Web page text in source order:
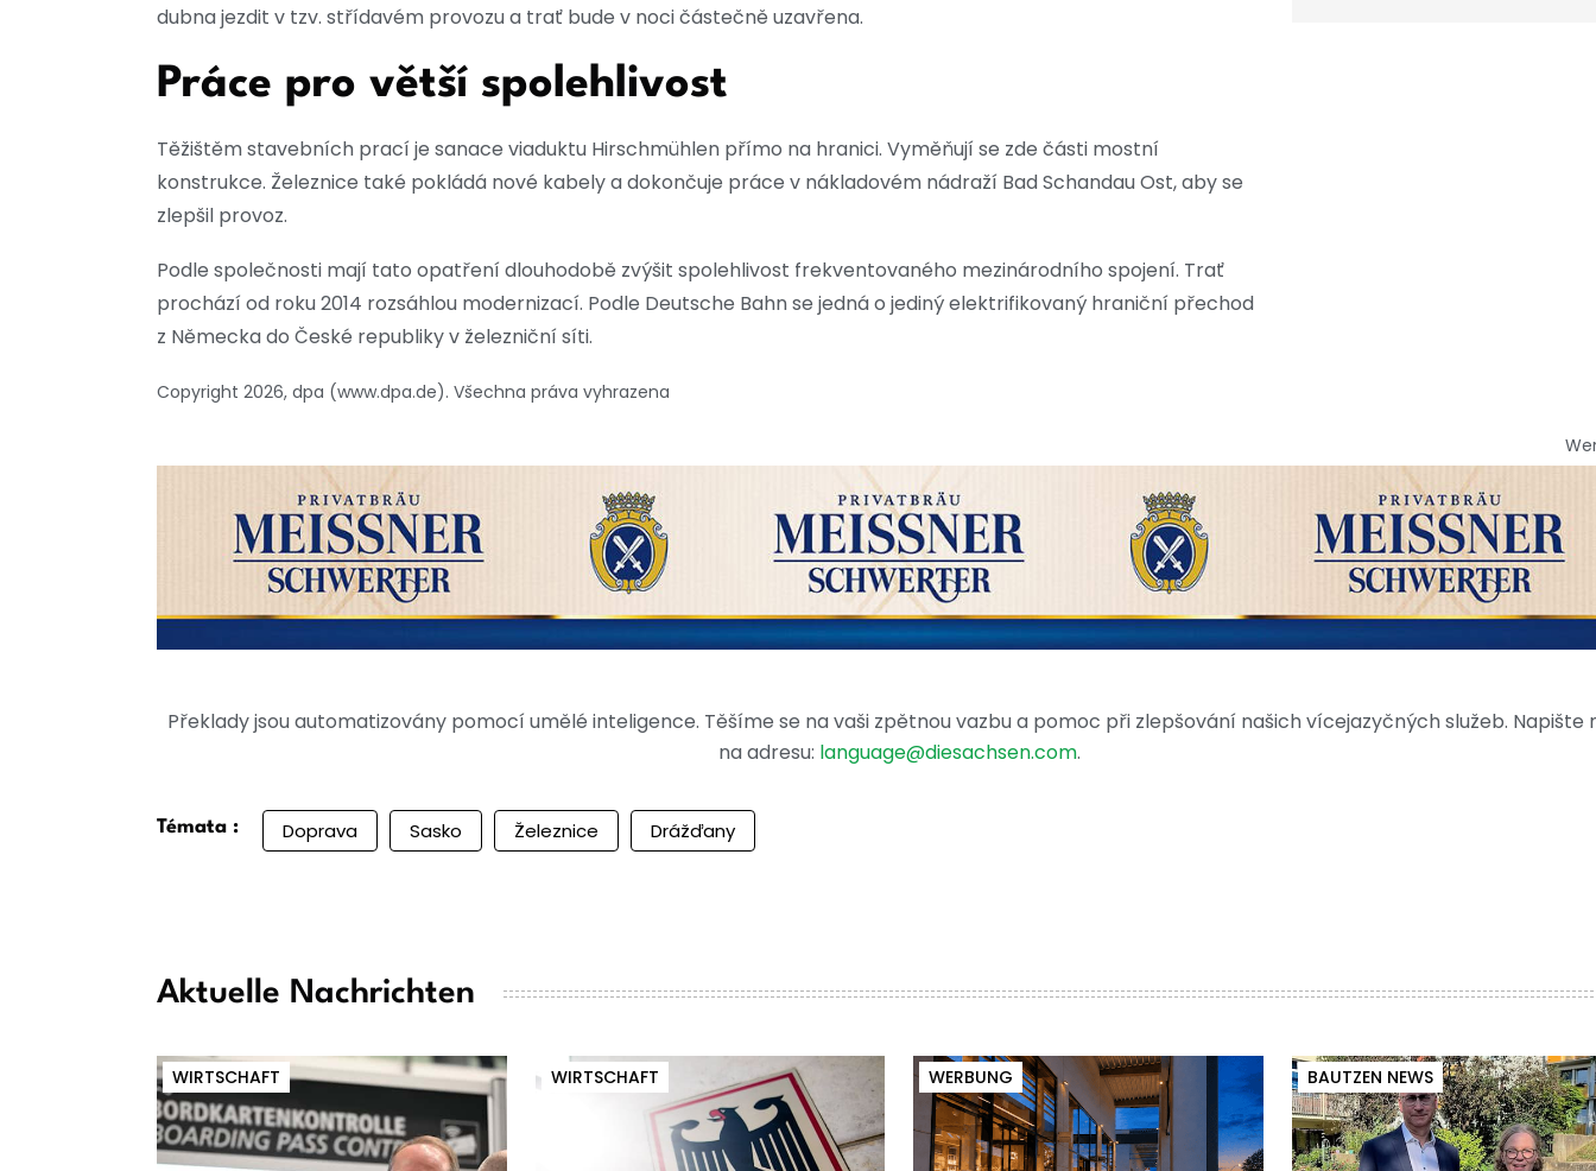
dubna jezdit v tzv. střídavém provozu a trať bude v noci částečně uzavřena.
Práce pro větší spolehlivost
Těžištěm stavebních prací je sanace viaduktu Hirschmühlen přímo na hranici. Vyměňují se zde části mostní
konstrukce. Železnice také pokládá nové kabely a dokončuje práce v nákladovém nádraží Bad Schandau Ost, aby se
zlepšil provoz.
Podle společnosti mají tato opatření dlouhodobě zvýšit spolehlivost frekventovaného mezinárodního spojení. Trať
prochází od roku 2014 rozsáhlou modernizací. Podle Deutsche Bahn se jedná o jediný elektrifikovaný hraniční přechod
z Německa do České republiky v železniční síti.
Copyright 2026, dpa (www.dpa.de). Všechna práva vyhrazena
Překlady jsou automatizovány pomocí umělé inteligence. Těšíme se na vaši zpětnou vazbu a pomoc při zlepšování našich vícejazyčných služeb. Napište
na adresu: language@diesachsen.com.
Témata : Doprava Sasko Železnice Drážďany
Aktuelle Nachrichten
WIRTSCHAFT WIRTSCHAFT WERBUNG BAUTZEN NEWS